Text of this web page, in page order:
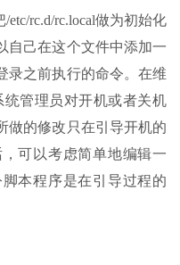
rc.d/rc.local做为初始化
自己在这个文件中添加一
录之前执行的命令。在维
管理员对开机或者关机
做的修改只在引导开机的
可以考虑简单地编辑一
脚本程序是在引导过程的